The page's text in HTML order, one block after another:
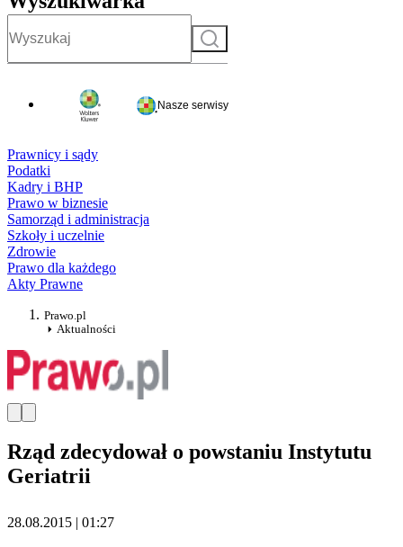
Szukaj
Nasze serwisy
Prawnicy i sądy
Podatki
Kadry i BHP
Prawo w biznesie
Samorząd i administracja
Szkoły i uczelnie
Zdrowie
Prawo dla każdego
Akty Prawne
Prawo.pl
Aktualności
Rząd zdecydował o powstaniu Instytutu
Geriatrii
28.08.2015 | 01:27